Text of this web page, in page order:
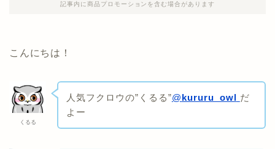
記事内に商品プロモーションを含む場合があります
こんにちは！
くるる
人気フクロウの”くるる”@kururu_owl だ
よー